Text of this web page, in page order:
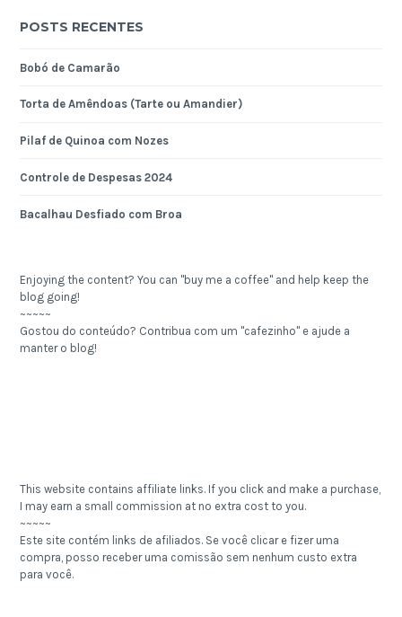
POSTS RECENTES
Bobó de Camarão
Torta de Amêndoas (Tarte ou Amandier)
Pilaf de Quinoa com Nozes
Controle de Despesas 2024
Bacalhau Desfiado com Broa
Enjoying the content? You can "buy me a coffee" and help keep the
blog going!
~~~~~
Gostou do conteúdo? Contribua com um "cafezinho" e ajude a
manter o blog!
This website contains affiliate links. If you click and make a purchase,
I may earn a small commission at no extra cost to you.
~~~~~
Este site contém links de afiliados. Se você clicar e fizer uma
compra, posso receber uma comissão sem nenhum custo extra
para você.